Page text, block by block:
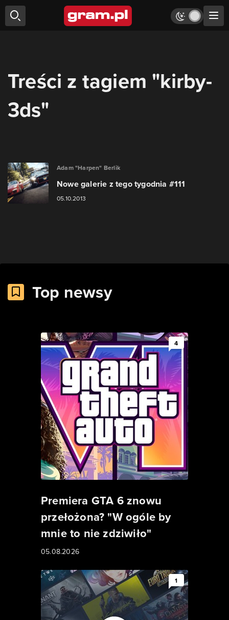
Treści z tagiem "kirby-
3ds"
Adam "Harpen" Berlik
Nowe galerie z tego tygodnia #111
05.10.2013
Top newsy
4
Premiera GTA 6 znowu
przełożona? "W ogóle by
mnie to nie zdziwiło"
05.08.2026
1